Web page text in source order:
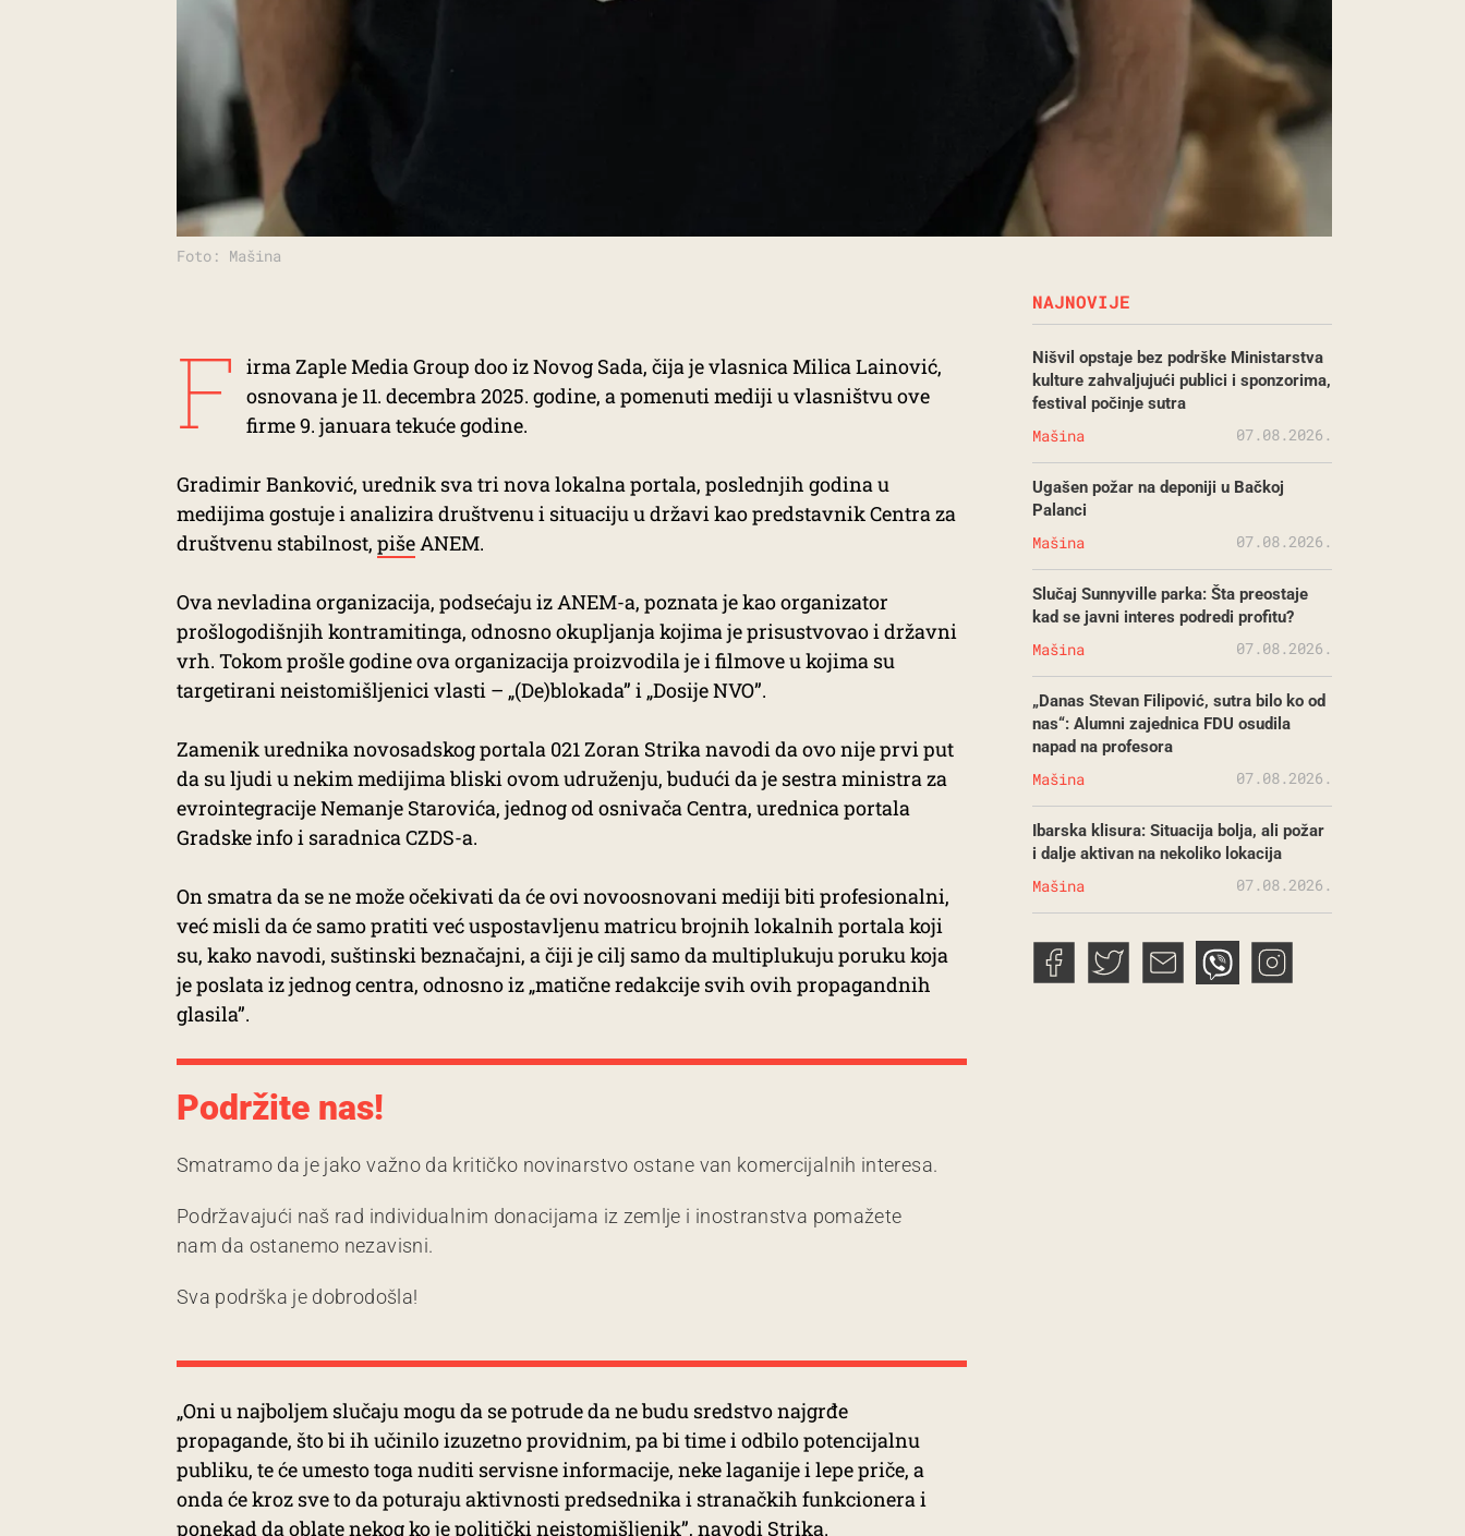
Foto: Mašina
F irma Zaple Media Group doo iz Novog Sada, čija je vlasnica Milica Lainović,
osnovana je 11. decembra 2025. godine, a pomenuti mediji u vlasništvu ove
firme 9. januara tekuće godine.
Gradimir Banković, urednik sva tri nova lokalna portala, poslednjih godina u
medijima gostuje i analizira društvenu i situaciju u državi kao predstavnik Centra za
društvenu stabilnost, pišeANEM.
Ova nevladina organizacija, podsećaju iz ANEM-a, poznata je kao organizator
prošlogodišnjih kontramitinga, odnosno okupljanja kojima je prisustvovao i državni
vrh. Tokom prošle godine ova organizacija proizvodila je i filmove u kojima su
targetirani neistomišljenici vlasti – „(De)blokada” i „Dosije NVO”.
Zamenik urednika novosadskog portala 021 Zoran Strika navodi da ovo nije prvi put
da su ljudi u nekim medijima bliski ovom udruženju, budući da je sestra ministra za
evrointegracije Nemanje Starovića, jednog od osnivača Centra, urednica portala
Gradske info i saradnica CZDS-a.
On smatra da se ne može očekivati da će ovi novoosnovani mediji biti profesionalni,
već misli da će samo pratiti već uspostavljenu matricu brojnih lokalnih portala koji
su, kako navodi, suštinski beznačajni, a čiji je cilj samo da multiplukuju poruku koja
je poslata iz jednog centra, odnosno iz „matične redakcije svih ovih propagandnih
glasila”.
Podržite nas!
Smatramo da je jako važno da kritičko novinarstvo ostane van komercijalnih interesa.
Podržavajući naš rad individualnim donacijama iz zemlje i inostranstva pomažete
nam da ostanemo nezavisni.
Sva podrška je dobrodošla!
„Oni u najboljem slučaju mogu da se potrude da ne budu sredstvo najgrđe
propagande, što bi ih učinilo izuzetno providnim, pa bi time i odbilo potencijalnu
publiku, te će umesto toga nuditi servisne informacije, neke laganije i lepe priče, a
onda će kroz sve to da poturaju aktivnosti predsednika i stranačkih funkcionera i
ponekad da oblate nekog ko je politički neistomišljenik”, navodi Strika.
NAJNOVIJE
Nišvil opstaje bez podrške Ministarstva
kulture zahvaljujući publici i sponzorima,
festival počinje sutra
Mašina 07.08.2026.
Ugašen požar na deponiji u Bačkoj
Palanci
Mašina 07.08.2026.
Slučaj Sunnyville parka: Šta preostaje
kad se javni interes podredi profitu?
Mašina 07.08.2026.
„Danas Stevan Filipović, sutra bilo ko od
nas“: Alumni zajednica FDU osudila
napad na profesora
Mašina 07.08.2026.
Ibarska klisura: Situacija bolja, ali požar
i dalje aktivan na nekoliko lokacija
Mašina 07.08.2026.